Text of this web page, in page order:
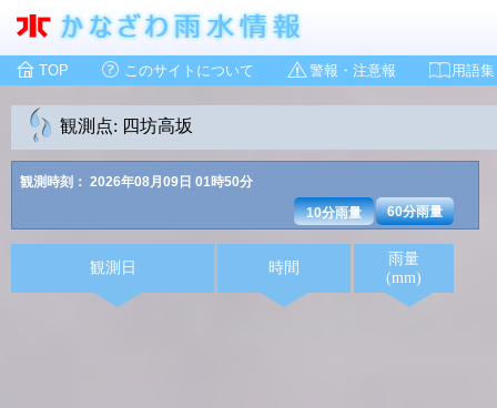
TOP このサイトについて 警報・注意報 用語集
観測点: 四坊高坂
観測時刻： 2026年08月09日 01時50分
10分雨量
60分雨量
観測日 時間
雨量
(mm)